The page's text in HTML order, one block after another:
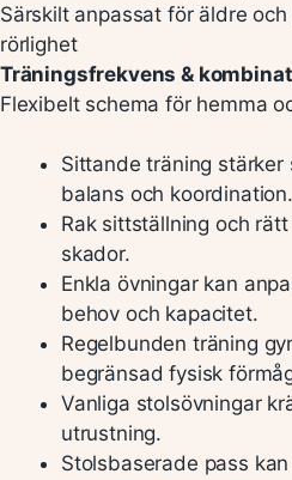
Särskilt anpassat för äldre
rörlighet
Träningsfrekvens &
Flexibelt schema för hemma
Sittande träning stärker
balans och koordination.
Rak sittställning och
skador.
Enkla övningar kan
behov och kapacitet.
Regelbunden träning
begränsad fysisk
Vanliga stolsövningar
utrustning.
Stolsbaserade pass